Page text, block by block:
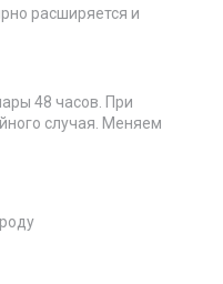
расширяется и
48 часов. При
случая. Меняем